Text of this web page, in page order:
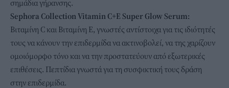
σημάδια γήρανσης.
Sephora Collection Vitamin C+E Super Glow Serum:
Βιταμίνη C και Βιταμίνη Ε, γνωστές αντίστοιχα για τις ιδιότητές
τους να κάνουν την επιδερμίδα να ακτινοβολεί, να της χαρίζουν
ομοιόμορφο τόνο και να την προστατεύουν από εξωτερικές
επιθέσεις. Πεπτίδια γνωστά για τη συσφικτική τους δράση
στην επιδερμίδα.